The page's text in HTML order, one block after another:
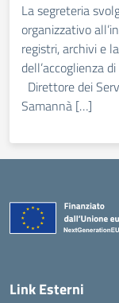
La segreteria
organizzativo
registri, archivi e
dell’accoglienza
Direttore dei
Samannà […]
Link Esterni